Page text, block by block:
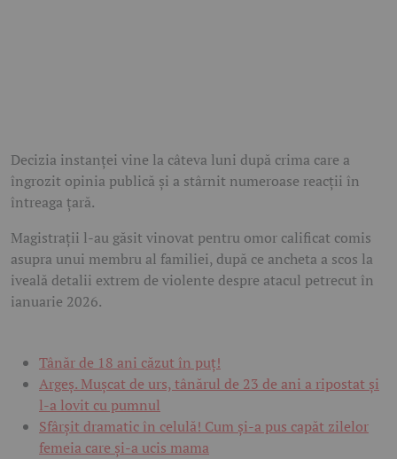
Decizia instanței vine la câteva luni după crima care a
îngrozit opinia publică și a stârnit numeroase reacții în
întreaga țară.
Magistrații l-au găsit vinovat pentru omor calificat comis
asupra unui membru al familiei, după ce ancheta a scos la
iveală detalii extrem de violente despre atacul petrecut în
ianuarie 2026.
Tânăr de 18 ani căzut în puț!
Argeș. Mușcat de urs, tânărul de 23 de ani a ripostat și
l-a lovit cu pumnul
Sfârșit dramatic în celulă! Cum și-a pus capăt zilelor
femeia care și-a ucis mama